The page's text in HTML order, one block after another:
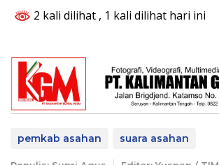
2 kali dilihat , 1 kali dilihat hari ini
pemkab asahan suara asahan